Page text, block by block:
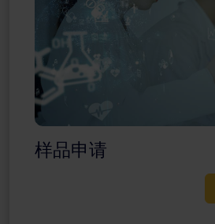
样品申请